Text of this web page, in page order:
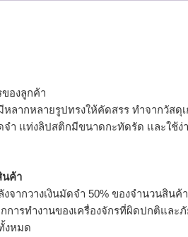
องลูกค้า
หลากหลายรูปทรงให้คัดสรร ทำจากวัส
ำ เเท่งลิปสติกมีขนาดกะทัดรัด เเละใช้
นค้า
งจากวางเงินมัดจำ 50% ของจำนวนสินค้
การทำงานของเครื่องจักรที่ผิดปกติและ
งหมด